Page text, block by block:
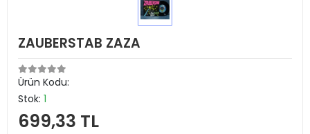
ZAUBERSTAB ZAZA
Ürün Kodu:
Stok: 1
699,33 TL